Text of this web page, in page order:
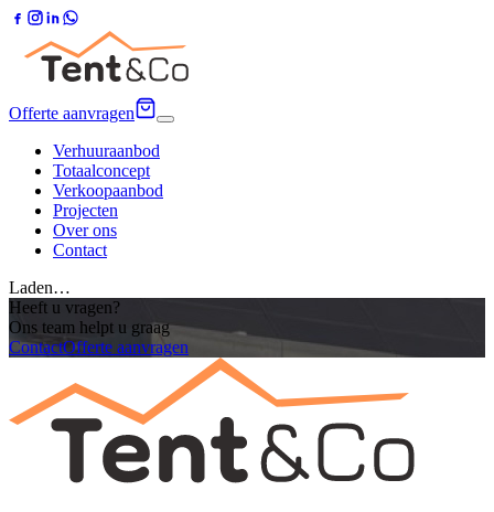
Offerte aanvragen
Verhuuraanbod
Totaalconcept
Verkoopaanbod
Projecten
Over ons
Contact
Laden…
Heeft u vragen?
Ons team helpt u graag
ContactOfferte aanvragen